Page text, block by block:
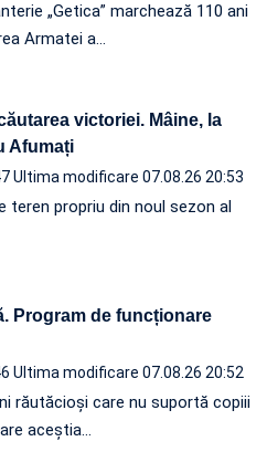
„Getica” marchează 110 ani
Armatei a…
victoriei. Mâine, la
Afumați
Ultima modificare 07.08.26 20:53
teren propriu din noul sezon al
Program de funcționare
Ultima modificare 07.08.26 20:52
răutăcioși care nu suportă copiii
aceștia…